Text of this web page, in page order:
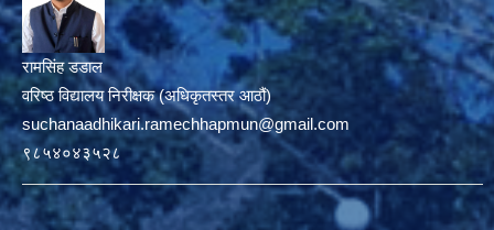
रामसिंह डडाल
वरिष्ठ विद्यालय निरीक्षक (अधिकृतस्तर आठौं)
suchanaadhikari.ramechhapmun@gmail.com
९८५४०४३५२८